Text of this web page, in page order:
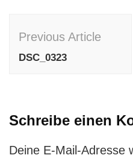
Navigation
Previous Article
DSC_0323
Schreibe einen
Deine E-Mail-Adresse